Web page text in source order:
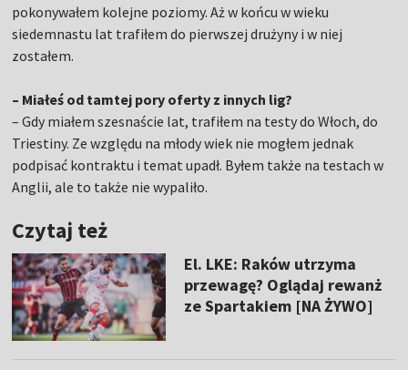
pokonywałem kolejne poziomy. Aż w końcu w wieku
siedemnastu lat trafiłem do pierwszej drużyny i w niej
zostałem.
– Miałeś od tamtej pory oferty z innych lig?
– Gdy miałem szesnaście lat, trafiłem na testy do Włoch, do
Triestiny. Ze względu na młody wiek nie mogłem jednak
podpisać kontraktu i temat upadł. Byłem także na testach w
Anglii, ale to także nie wypaliło.
Czytaj też
El. LKE: Raków utrzyma
przewagę? Oglądaj rewanż
ze Spartakiem [NA ŻYWO]